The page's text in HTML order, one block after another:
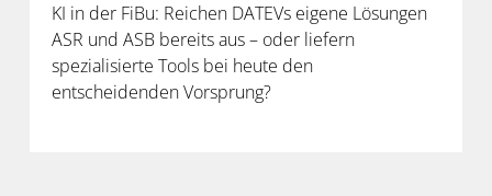
KI in der FiBu: Reichen DATEVs eigene Lösungen
ASR und ASB bereits aus – oder liefern
spezialisierte Tools bei heute den
entscheidenden Vorsprung?